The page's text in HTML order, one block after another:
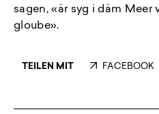
sagen, «är syg i däm Meer
gloube».
TEILEN MIT FACEBOOK